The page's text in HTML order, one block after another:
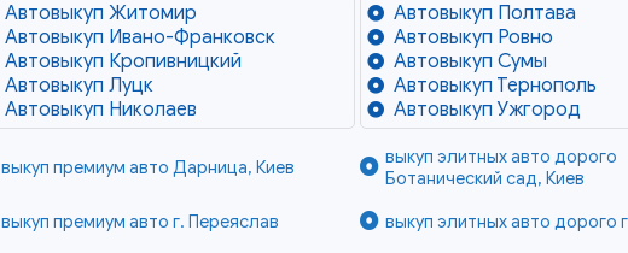
Автовыкуп Житомир
Автовыкуп Ивано-Франковск
Автовыкуп Кропивницкий
Автовыкуп Луцк
Автовыкуп Николаев
Автовыкуп Полтава
Автовыкуп Ровно
Автовыкуп Сумы
Автовыкуп Тернополь
Автовыкуп Ужгород
выкуп премиум авто Дарница, Киев
выкуп элитных авто дорого
Ботанический сад, Киев
выкуп премиум авто г. Переяслав выкуп элитных авто дорого